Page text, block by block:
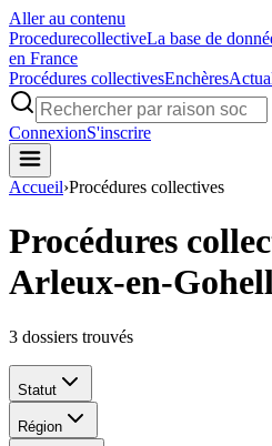
Aller au contenu
ProcedurecollectiveLa base de
en France
Procédures collectivesEnchères
ConnexionS'inscrire
Accueil›Procédures collectives
Procédures
Arleux-en-
3 dossiers trouvés
Statut
Région